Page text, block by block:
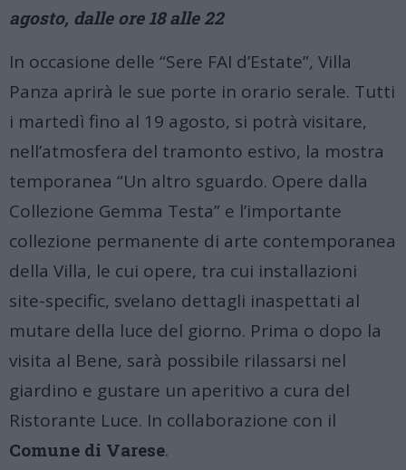
agosto, dalle ore 18 alle 22
In occasione delle “Sere FAI d’Estate”, Villa
Panza aprirà le sue porte in orario serale. Tutti
i martedì fino al 19 agosto, si potrà visitare,
nell’atmosfera del tramonto estivo, la mostra
temporanea “Un altro sguardo. Opere dalla
Collezione Gemma Testa” e l’importante
collezione permanente di arte contemporanea
della Villa, le cui opere, tra cui installazioni
site-specific, svelano dettagli inaspettati al
mutare della luce del giorno. Prima o dopo la
visita al Bene, sarà possibile rilassarsi nel
giardino e gustare un aperitivo a cura del
Ristorante Luce. In collaborazione con il
Comune di Varese.